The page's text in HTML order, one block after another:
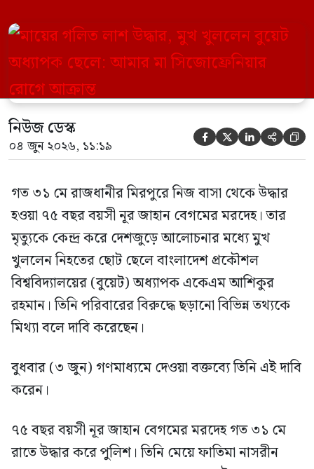
(বুয়েট) অধ্যাপক একেএম আশিকুর রহমান।
তিনি পরিবারের বিরুদ্ধে ছড়ানো বিভিন্ন তথ্যকে
মিথ্যা বলে দাবি করেছেন। বুধবার (৩ জুন)
গণমাধ্যমে দেওয়া বক্তব্যে তিনি এই […]
নিউজ ডেস্ক
০৪ জুন ২০২৬, ১১:১৯     
গত ৩১ মে রাজধানীর মিরপুরে নিজ বাসা থেকে উদ্ধার
হওয়া ৭৫ বছর বয়সী নূর জাহান বেগমের মরদেহ। তার
মৃত্যুকে কেন্দ্র করে দেশজুড়ে আলোচনার মধ্যে মুখ
খুললেন নিহতের ছোট ছেলে বাংলাদেশ প্রকৌশল
বিশ্ববিদ্যালয়ের (বুয়েট) অধ্যাপক একেএম আশিকুর
রহমান। তিনি পরিবারের বিরুদ্ধে ছড়ানো বিভিন্ন তথ্যকে
মিথ্যা বলে দাবি করেছেন।
বুধবার (৩ জুন) গণমাধ্যমে দেওয়া বক্তব্যে তিনি এই দাবি
করেন।
৭৫ বছর বয়সী নূর জাহান বেগমের মরদেহ গত ৩১ মে
রাতে উদ্ধার করে পুলিশ। তিনি মেয়ে ফাতিমা নাসরীন